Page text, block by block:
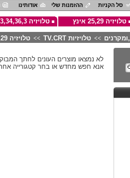
סל הקניות ההזמנות שלי אודותינו
טלויזיה 25,29 אינץ טלויזיה 32,33,34,36,3
>> טלויזיות TV.CRT >> טלויזיה 25,29 אינץ
לא נמצאו מוצרים העונים לחתך
אנא חפש מחדש או בחר קטגורייה